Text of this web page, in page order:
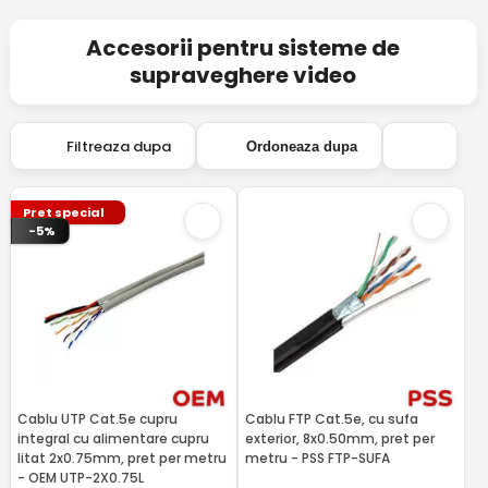
Accesorii pentru sisteme de
supraveghere video
Filtreaza dupa Ordoneaza dupa
Pret special
-5%
Cablu UTP Cat.5e cupru
integral cu alimentare cupru
litat 2x0.75mm, pret per metru
- OEM UTP-2X0.75L
Cablu FTP Cat.5e, cu sufa
exterior, 8x0.50mm, pret per
metru - PSS FTP-SUFA